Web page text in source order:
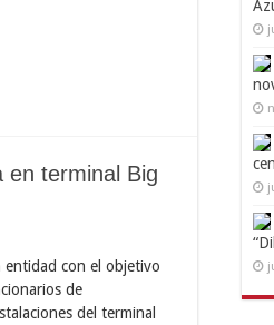
en terminal Big
entidad con el objetivo
de
del terminal